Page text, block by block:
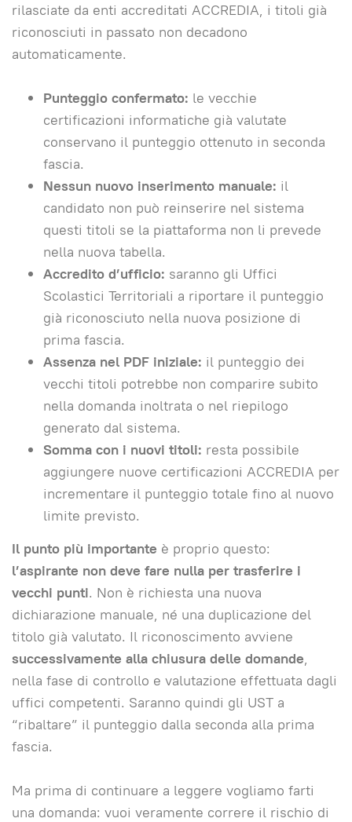
rilasciate da enti accreditati ACCREDIA, i titoli già
riconosciuti in passato non decadono
automaticamente.
Punteggio confermato: le vecchie
certificazioni informatiche già valutate
conservano il punteggio ottenuto in seconda
fascia.
Nessun nuovo inserimento manuale: il
candidato non può reinserire nel sistema
questi titoli se la piattaforma non li prevede
nella nuova tabella.
Accredito d’ufficio: saranno gli Uffici
Scolastici Territoriali a riportare il punteggio
già riconosciuto nella nuova posizione di
prima fascia.
Assenza nel PDF iniziale: il punteggio dei
vecchi titoli potrebbe non comparire subito
nella domanda inoltrata o nel riepilogo
generato dal sistema.
Somma con i nuovi titoli: resta possibile
aggiungere nuove certificazioni ACCREDIA per
incrementare il punteggio totale fino al nuovo
limite previsto.
Il punto più importante è proprio questo:
l’aspirante non deve fare nulla per trasferire i
vecchi punti. Non è richiesta una nuova
dichiarazione manuale, né una duplicazione del
titolo già valutato. Il riconoscimento avviene
successivamente alla chiusura delle domande,
nella fase di controllo e valutazione effettuata dagli
uffici competenti. Saranno quindi gli UST a
“ribaltare” il punteggio dalla seconda alla prima
fascia.
Ma prima di continuare a leggere vogliamo farti
una domanda: vuoi veramente correre il rischio di